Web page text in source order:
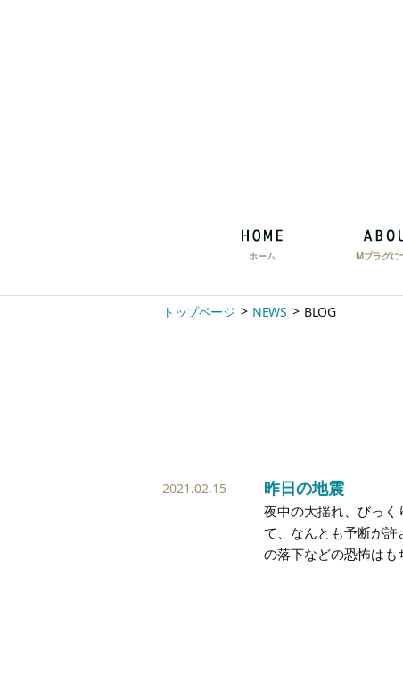
ホーム Mプラグに
トップページ NEWS BLOG
2021.02.15 昨日の地震
夜中の大揺れ、びっ
て、なんとも予断が
の落下などの恐怖は